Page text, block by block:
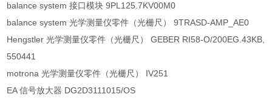
balance system 接口模块 9PL125.7KV00M0
balance system 光学测量仪零件（光栅尺） 9TRASD-AMP_AE0
Hengstler 光学测量仪零件（光栅尺） GEBER RI58-O/200EG.43KB,
550441
motrona 光学测量仪零件（光栅尺） IV251
EA 信号放大器 DG2D3111015/OS